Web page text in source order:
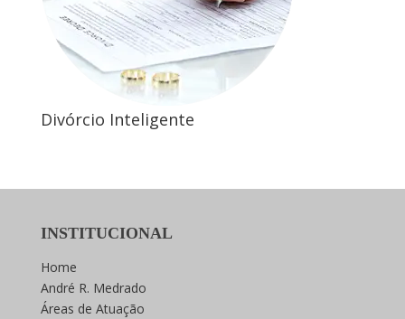
Divórcio Inteligente
INSTITUCIONAL
Home
André R. Medrado
Áreas de Atuação